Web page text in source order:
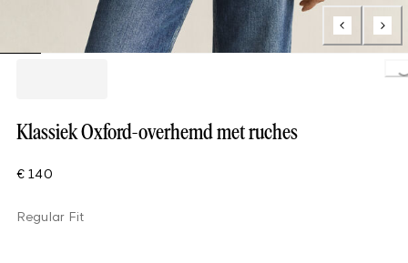
Klassiek Oxford-overhemd met ruches
€ 140
Regular Fit